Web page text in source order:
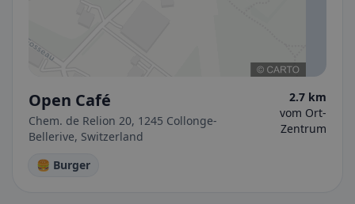
Open Café
Chem. de Relion 20, 1245 Collonge-
Bellerive, Switzerland
2.7 km
vom Ort-
Zentrum
🍔 Burger